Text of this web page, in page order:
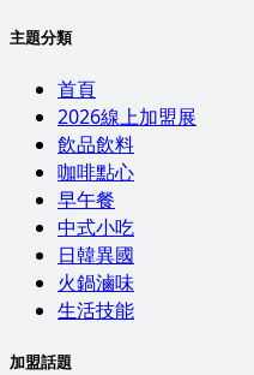
主題分類
首頁
2026線上加盟展
飲品飲料
咖啡點心
早午餐
中式小吃
日韓異國
火鍋滷味
生活技能
加盟話題